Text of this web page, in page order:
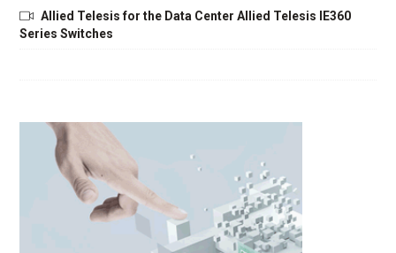
Allied Telesis for the Data Center Allied Telesis IE360
Series Switches